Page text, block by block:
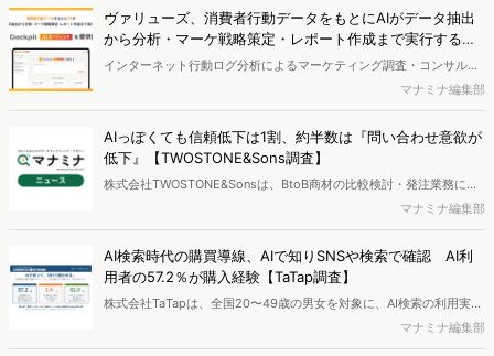
（Resourceful Analysis System of TV Audience：ラスタ）」の機能
を拡充し、放送局への提供を開始したことを発表しました。
ヴァリューズ、消費者行動データをもとにAIがデータ抽出
から分析・マーケ戦略策定・レポート作成まで実行する
「Dockpit AIエージェント」を提供開始
インターネット行動ログ分析によるマーケティング調査・コンサルテ
ィングサービスを提供する株式会社ヴァリューズは、国内最大規模
250万人のWeb行動ログデータを基盤としたマーケティングリサーチ
エンジン「Dockpit（ドックピット）」の新機能として、AIが市場分
析から仮説構築、レポート作成までを自律的にサポートする
「Dockpit AIエージェント」の提供を開始いたしました。
マナミナ編集部
AIっぽくても信頼低下は1割、約半数は『問い合わせ意欲が
低下』【TWOSTONE&Sons調査】
株式会社TWOSTONE&Sonsは、BtoB商材の比較検討・発注業務に携
わる担当者を対象に、コンテンツのAIっぽさに関する意識調査を実施
し、結果を公開しました。
マナミナ編集部
AI検索時代の購買導線、AIで知りSNSや検索で確認 AI利
用者の57.2％が購入経験【TaTap調査】
株式会社TaTapは、全国20〜49歳の男女を対象に、AI検索の利用実態
と、AIで知った商品をどこで確かめているかを調査し、結果を公開し
ました。
マナミナ編集部